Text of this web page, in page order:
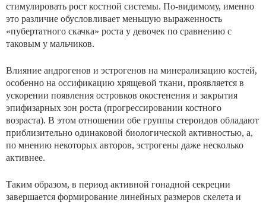
стимулировать рост костной системы. По-ви­димому, именно
это различие обусловливает меньшую выраженность
«пубертатного скачка» роста у девочек по сравнению с
таковым у мальчиков.
Влияние андрогенов и эстрогенов на минерализацию костей,
особенно на оссификацию хрящевой ткани, про­является в
ускорении появления островков окостенения и закрытия
эпифизарных зон роста (прогрессировании костного
возраста). В этом отношении обе группы стерои­дов обладают
приблизительно одинаковой биологической активностью, а,
по мнению некоторых авторов, эстрогены даже несколько
активнее.
Таким образом, в период активной гонадной секреции
завершается формирование линейных размеров скелета и